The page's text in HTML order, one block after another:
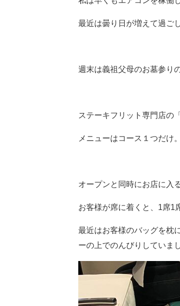
最近は曇り日が増えて過ご
週末は義祖父母のお墓参り
ステーキフリット専門店の
メニューはコース１つだけ
オープンと同時にお店に入
お客様が席に着くと、 1席1
最近はお客様のバッグを枕
ーの上でのんびりしていまし